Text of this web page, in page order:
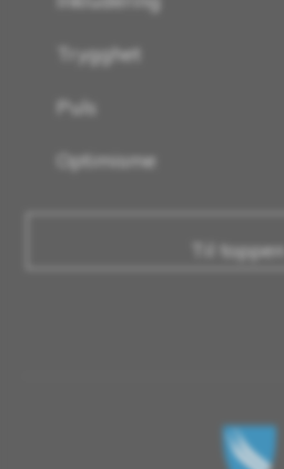
Trygghet
Puls
Optimisme
Til toppen